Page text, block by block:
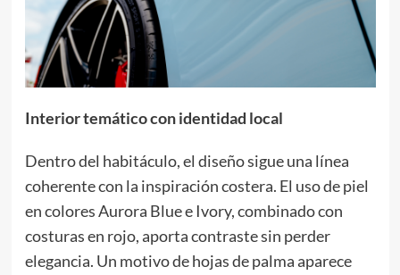
Interior temático con identidad local
Dentro del habitáculo, el diseño sigue una línea
coherente con la inspiración costera. El uso de piel
en colores Aurora Blue e Ivory, combinado con
costuras en rojo, aporta contraste sin perder
elegancia. Un motivo de hojas de palma aparece